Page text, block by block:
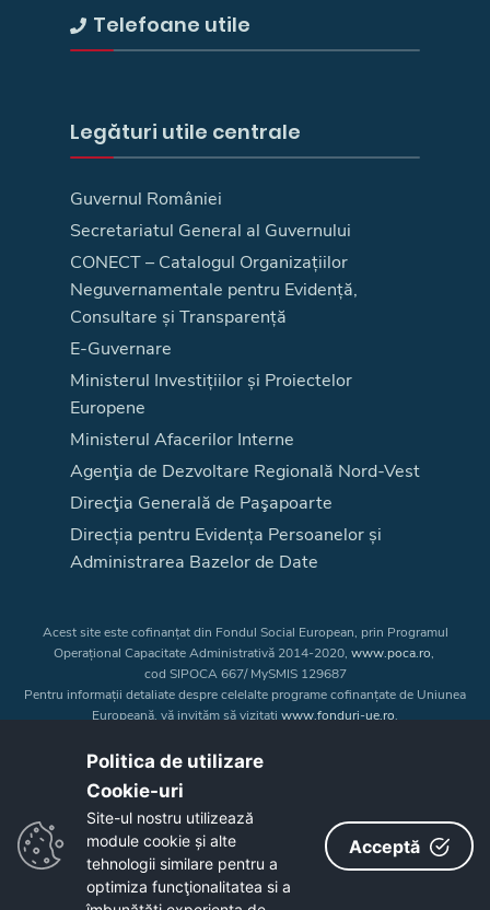
Telefoane utile
Legături utile centrale
Guvernul României
Secretariatul General al Guvernului
CONECT – Catalogul Organizațiilor
Neguvernamentale pentru Evidență,
Consultare și Transparență
E-Guvernare
Ministerul Investițiilor și Proiectelor
Europene
Ministerul Afacerilor Interne
Agenţia de Dezvoltare Regională Nord-Vest
Direcţia Generală de Paşapoarte
Direcția pentru Evidența Persoanelor și
Administrarea Bazelor de Date
Acest site este cofinanțat din Fondul Social European, prin Programul
Operațional Capacitate Administrativă 2014-2020, www.poca.ro,
cod SIPOCA 667/ MySMIS 129687
Pentru informații detaliate despre celelalte programe cofinanțate de Uniunea
Europeană, vă invităm să vizitați www.fonduri-ue.ro.
a Uniunii Europene. Întreaga responsabilitate asupra
Copyright © 2026 - Consiliul Judeţean Bistrița-Năsăud
Politica de utilizare
Cookie-uri‎
Site-ul nostru utilizează
module cookie și alte
tehnologii similare pentru a
optimiza funcţionalitatea si a
Acceptă